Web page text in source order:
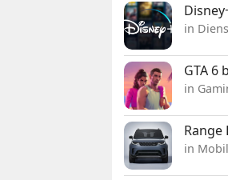
in
GTA 6
in
in